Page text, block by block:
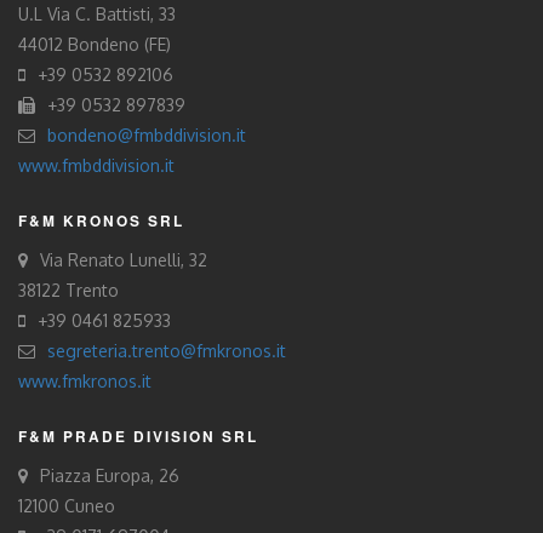
U.L Via C. Battisti, 33
44012 Bondeno (FE)
+39 0532 892106
+39 0532 897839
bondeno@fmbddivision.it
www.fmbddivision.it
F&M KRONOS SRL
Via Renato Lunelli, 32
38122 Trento
+39 0461 825933
segreteria.trento@fmkronos.it
www.fmkronos.it
F&M PRADE DIVISION SRL
Piazza Europa, 26
12100 Cuneo